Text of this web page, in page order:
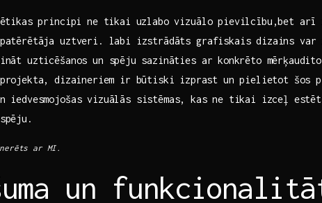
principi ‌ne tikai​ uzlabo vizuālo pievilcību,bet arī
uztveri. labi izstrādāts grafiskais dizains
uzticēšanos un spēju⁢ sazināties ar⁣ konkrēto
⁤dizaineriem ir​ būtiski ⁤izprast un pielietot šos
iedvesmojošas vizuālās ​sistēmas, kas ⁢ne⁣ tikai izceļ
ar MI.
un